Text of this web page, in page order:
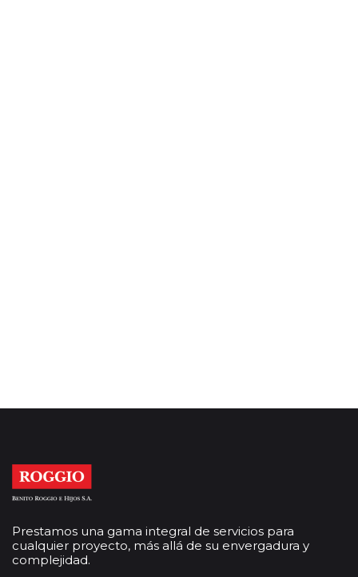
Prestamos una gama integral de servicios para
cualquier proyecto, más allá de su envergadura y
complejidad.